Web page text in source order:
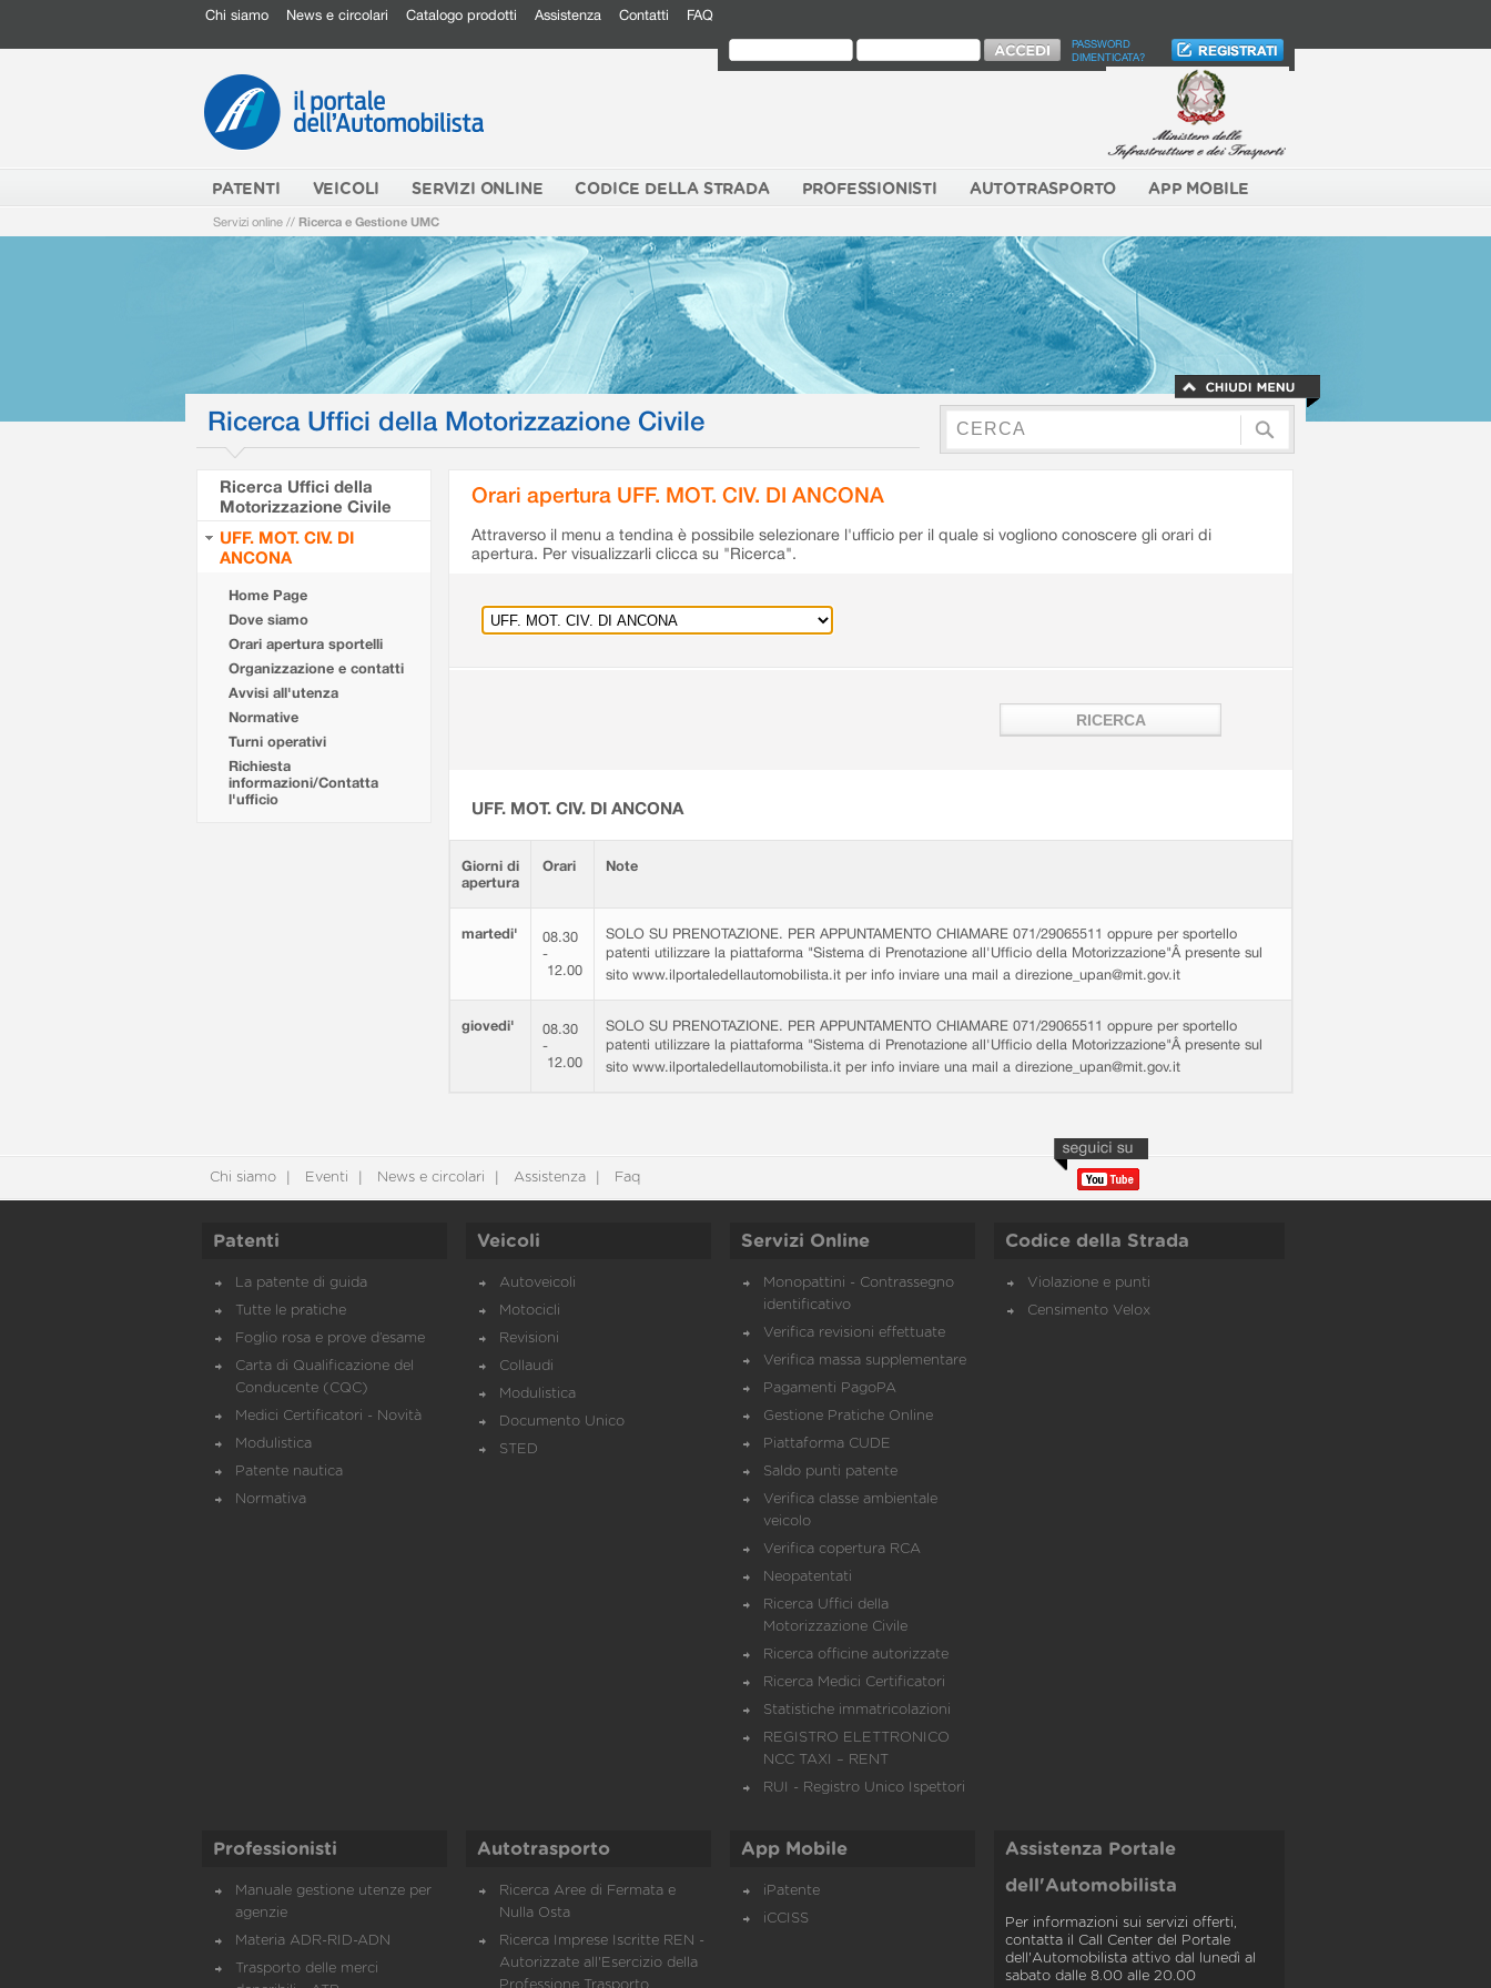
Chi siamo News e circolari Catalogo prodotti Assistenza Contatti FAQ
PASSWORD
DIMENTICATA?
PATENTI VEICOLI SERVIZI ONLINE CODICE DELLA STRADA PROFESSIONISTI AUTOTRASPORTO APP MOBILE
Servizi online // Ricerca e Gestione UMC
Ricerca Uffici della Motorizzazione Civile
Ricerca Uffici della
Motorizzazione Civile
UFF. MOT. CIV. DI
ANCONA
Home Page
Dove siamo
Orari apertura sportelli
Organizzazione e contatti
Avvisi all'utenza
Normative
Turni operativi
Richiesta
informazioni/Contatta
l'ufficio
Orari apertura UFF. MOT. CIV. DI ANCONA
Attraverso il menu a tendina è possibile selezionare l'ufficio per il quale si vogliono conoscere gli orari di
apertura. Per visualizzarli clicca su "Ricerca".
UFF. MOT. CIV. DI ANCONA
Giorni di
apertura
Orari Note
martedi'
08.30
-
12.00
SOLO SU PRENOTAZIONE. PER APPUNTAMENTO CHIAMARE 071/29065511 oppure per sportello
patenti utilizzare la piattaforma "Sistema di Prenotazione all'Ufficio della Motorizzazione"Â presente sul
sito www.ilportaledellautomobilista.it per info inviare una mail a direzione_upan@mit.gov.it
giovedi'
08.30
-
12.00
SOLO SU PRENOTAZIONE. PER APPUNTAMENTO CHIAMARE 071/29065511 oppure per sportello
patenti utilizzare la piattaforma "Sistema di Prenotazione all'Ufficio della Motorizzazione"Â presente sul
sito www.ilportaledellautomobilista.it per info inviare una mail a direzione_upan@mit.gov.it
Chi siamo Eventi News e circolari Assistenza Faq
Patenti
La patente di guida
Tutte le pratiche
Foglio rosa e prove d’esame
Carta di Qualificazione del
Conducente (CQC)
Medici Certificatori - Novità
Modulistica
Patente nautica
Normativa
Veicoli
Autoveicoli
Motocicli
Revisioni
Collaudi
Modulistica
Documento Unico
STED
Servizi Online
Monopattini - Contrassegno
identificativo
Verifica revisioni effettuate
Verifica massa supplementare
Pagamenti PagoPA
Gestione Pratiche Online
Piattaforma CUDE
Saldo punti patente
Verifica classe ambientale
veicolo
Verifica copertura RCA
Neopatentati
Ricerca Uffici della
Motorizzazione Civile
Ricerca officine autorizzate
Ricerca Medici Certificatori
Statistiche immatricolazioni
REGISTRO ELETTRONICO
NCC TAXI – RENT
RUI - Registro Unico Ispettori
Codice della Strada
Violazione e punti
Censimento Velox
Professionisti
Manuale gestione utenze per
agenzie
Materia ADR-RID-ADN
Trasporto delle merci
Autotrasporto
Ricerca Aree di Fermata e
Nulla Osta
Ricerca Imprese Iscritte REN -
Autorizzate all'Esercizio della
App Mobile
iPatente
iCCISS
Assistenza Portale
dell'Automobilista
Per informazioni sui servizi offerti,
contatta il Call Center del Portale
dell'Automobilista attivo dal lunedì al
sabato dalle 8.00 alle 20.00